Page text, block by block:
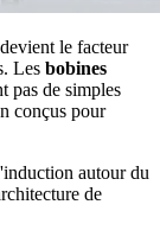
le facteur
Les bobines
pas de simples
conçus pour
autour du
de